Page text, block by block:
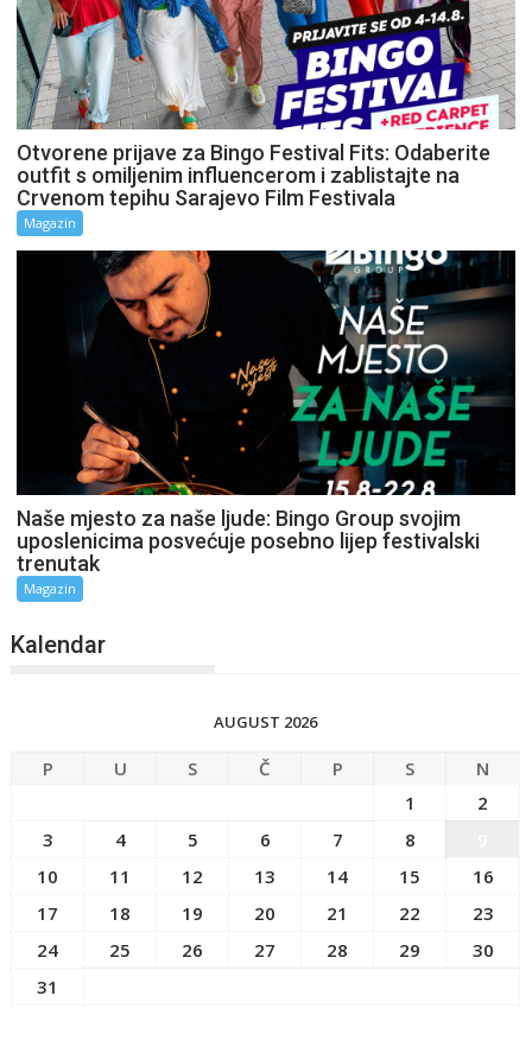
Otvorene prijave za Bingo Festival Fits: Odaberite
outfit s omiljenim influencerom i zablistajte na
Crvenom tepihu Sarajevo Film Festivala
Magazin
Naše mjesto za naše ljude: Bingo Group svojim
uposlenicima posvećuje posebno lijep festivalski
trenutak
Magazin
Kalendar
AUGUST 2026
P U S Č P S
N
1
2
3
4 5 6 7 8
10
11 12 13 14 15
16
17
18 19 20 21 22
23
24
25 26 27 28 29
30
31